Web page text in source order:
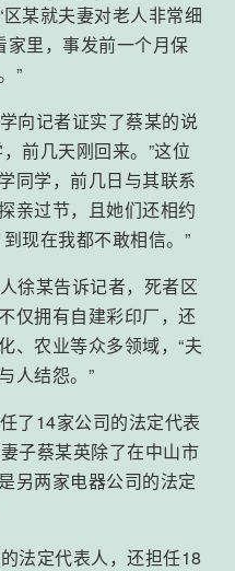
某就夫妻对老人非常细
里，事发前一个月保
”
向记者证实了蔡某的说
前几天刚回来。”这位
同学，前几日与其联系
亲过节，且她们还相约
现在我都不敢相信。”
徐某告诉记者，死者区
仅拥有自建彩印厂，还
、农业等众多领域，“夫
人结怨。”
了14家公司的法定代表
子蔡某英除了在中山市
另两家电器公司的法定
法定代表人，还担任18